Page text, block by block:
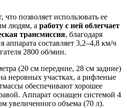
что позволяет использовать ее
людям, а работу с ней облегчает
трансмиссия, благодаря
аппарата составляет 3,2–4,8 км/ч
2800 об/мин.
(20 см передние, 28 см задние)
неровных участках, а рифленые
обеспечивают хорошее
Аппарат оснащен системой 4
увеличенного объема (70 л).